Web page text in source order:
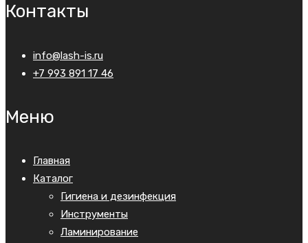
Контакты
info@lash-is.ru
+7 993 891 17 46
Меню
Главная
Каталог
Гигиена и дезинфекция
Инструменты
Ламинирование